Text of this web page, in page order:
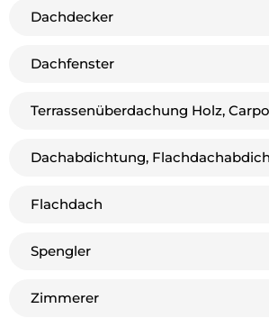
Dachdecker
Dachfenster
Terrassenüberdachung Holz,
Dachabdichtung,
Flachdach
Spengler
Zimmerer